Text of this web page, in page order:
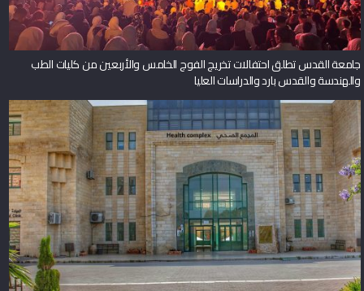
جامعة القدس تطلق احتفالات تخريج الفوج الخامس والأربعين من كليات الطب
والهندسة والقدس بارد والدراسات العليا